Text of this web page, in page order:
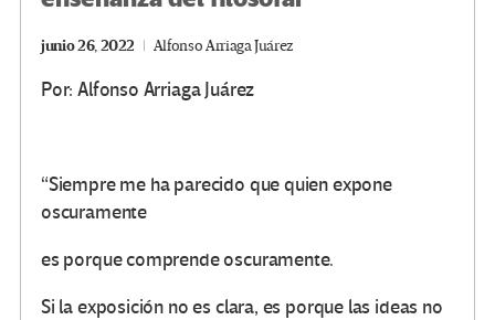
junio 26, 2022 Alfonso Arriaga Juárez
Por: Alfonso Arriaga Juárez
“Siempre me ha parecido que quien expone
oscuramente
es porque comprende oscuramente.
Si la exposición no es clara, es porque las ideas no